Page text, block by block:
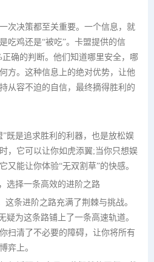
次决策都至关重要。一个信息，就
吃鸡还是“被吃”。卡盟提供的信
确的判断。他们知道哪里安全，哪
方。这种信息上的绝对优势，让他
从容不迫的自信，最终摘得胜利的
既是追求胜利的利器，也是放松娱
，它可以让你如虎添翼;当你只想娱
又能让你体验“无双割草”的快感。
选择一条高效的进阶之路
这条进阶之路充满了荆棘与挑战。
疑为这条路铺上了一条高速轨道。
扫清了不必要的障碍，让你将所有
弈上。